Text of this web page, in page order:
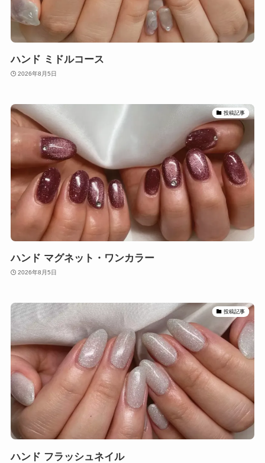
ハンド ミドルコース
2026年8月5日
投稿記事
ハンド マグネット・ワンカラー
2026年8月5日
投稿記事
ハンド フラッシュネイル